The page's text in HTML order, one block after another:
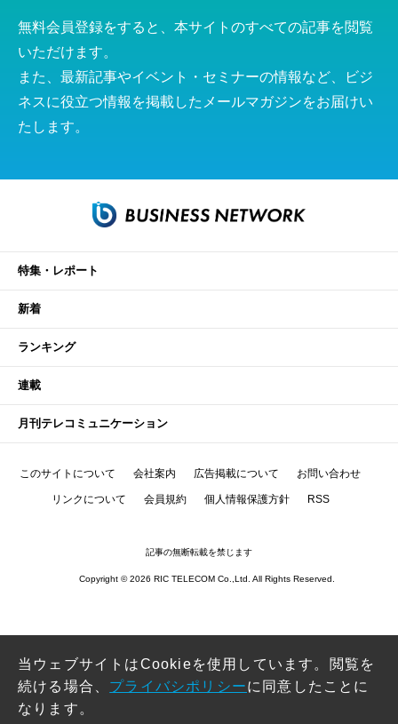
無料会員登録をすると、本サイトのすべての記事を閲覧
いただけます。
また、最新記事やイベント・セミナーの情報など、ビジ
ネスに役立つ情報を掲載したメールマガジンをお届けい
たします。
特集・レポート
新着
ランキング
連載
月刊テレコミュニケーション
このサイトについて 会社案内 広告掲載について お問い合わせ
リンクについて 会員規約 個人情報保護方針 RSS
記事の無断転載を禁じます
Copyright © 2026 RIC TELECOM Co.,Ltd. All Rights Reserved.
当ウェブサイトはCookieを使用しています。閲覧を
続ける場合、 プライバシポリシーに同意したことに
なります。